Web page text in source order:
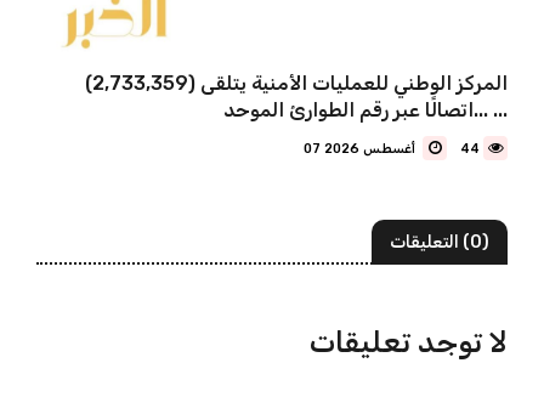
المركز الوطني للعمليات الأمنية يتلقى (2,733,359)
اتصالًا عبر رقم الطوارئ الموحد... ...
44
(0) التعليقات
لا توجد تعليقات